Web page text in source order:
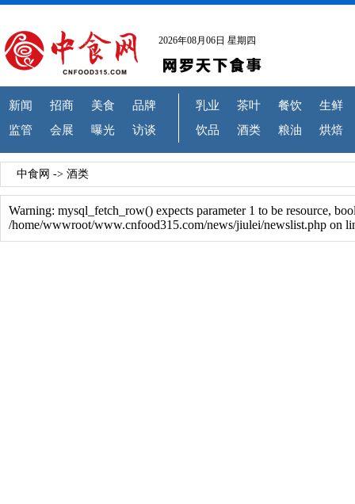
2026年08月06日 星期四
新闻 招商 美食
品牌
监管
会展 曝光 访谈
乳业 茶叶 餐饮
生鲜
饮品
酒类 粮油 烘焙
中食网 -> 酒类
Warning: mysql_fetch_row() expects parameter 1 to be resource,
/home/wwwroot/www.cnfood315.com/news/jiulei/newslist.php on